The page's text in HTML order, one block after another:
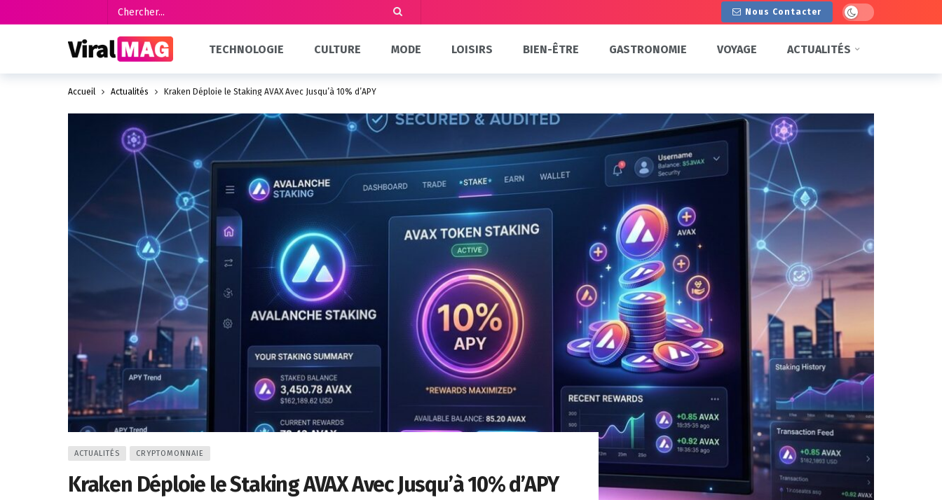
Nous Contacter Dark mode
TECHNOLOGIE CULTURE MODE LOISIRS BIEN-ÊTRE GASTRONOMIE VOYAGE ACTUALITÉS
Accueil Actualités Kraken Déploie le Staking AVAX Avec Jusqu’à 10% d’APY
ACTUALITÉS CRYPTOMONNAIE
Kraken Déploie le Staking AVAX Avec Jusqu’à 10% d’APY